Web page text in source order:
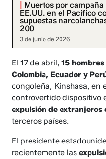
Muertos por
EE.UU. en el Pacífico
supuestas
200
3 de junio de 2026
El 17 de abril,15
Colombia, Ecuador y
congoleña, Kinshasa, en
controvertido dispositivo
expulsión de
terceros países.
El presidente
recientemente las